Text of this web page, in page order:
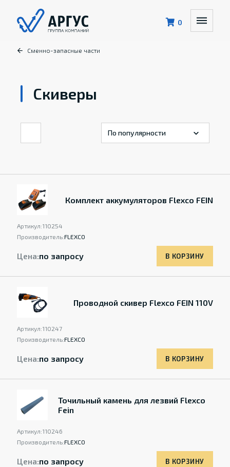
0
Сменно-запасные части
Скиверы
Комплект аккумуляторов Flexco FEIN
Артикул:110254
Производитель:FLEXCO
Цена:по запросу В КОРЗИНУ
Проводной скивер Flexco FEIN 110V
Артикул:110247
Производитель:FLEXCO
Цена:по запросу В КОРЗИНУ
Точильный камень для лезвий Flexco
Fein
Артикул:110246
Производитель:FLEXCO
Цена:по запросу В КОРЗИНУ